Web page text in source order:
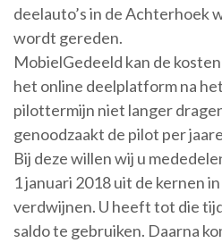
deelauto’s in de Achterhoek
wordt gereden.
MobielGedeeld kan de
het online deelplatform na
pilottermijn niet langer
genoodzaakt de pilot per
Bij deze willen wij u
1 januari 2018 uit de kernen
verdwijnen. U heeft tot die
saldo te gebruiken. Daarna